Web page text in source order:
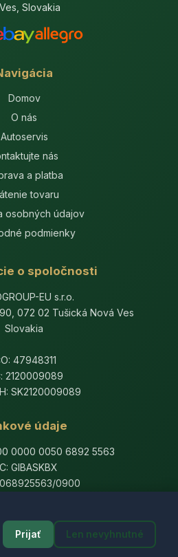
Prijať Len nevyhnutné
Ves, Slovakia
Domov
O nás
Autoservis
nás
a platba
tovaru
osobných údajov
podmienky
o spoločnosti
EU s.r.o.
072 02 Tušická Nová Ves
Slovakia
47948311
2120009089
SK2120009089
údaje
0000 0050 6892 5563
GIBASKBX
0900